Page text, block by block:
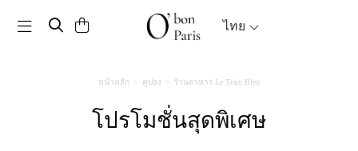
Toggle navigation ไทย
หน้าหลัก คูปอง ร้านอาหาร Le Train Bleu
โปรโมชั่นสุดพิเศษ